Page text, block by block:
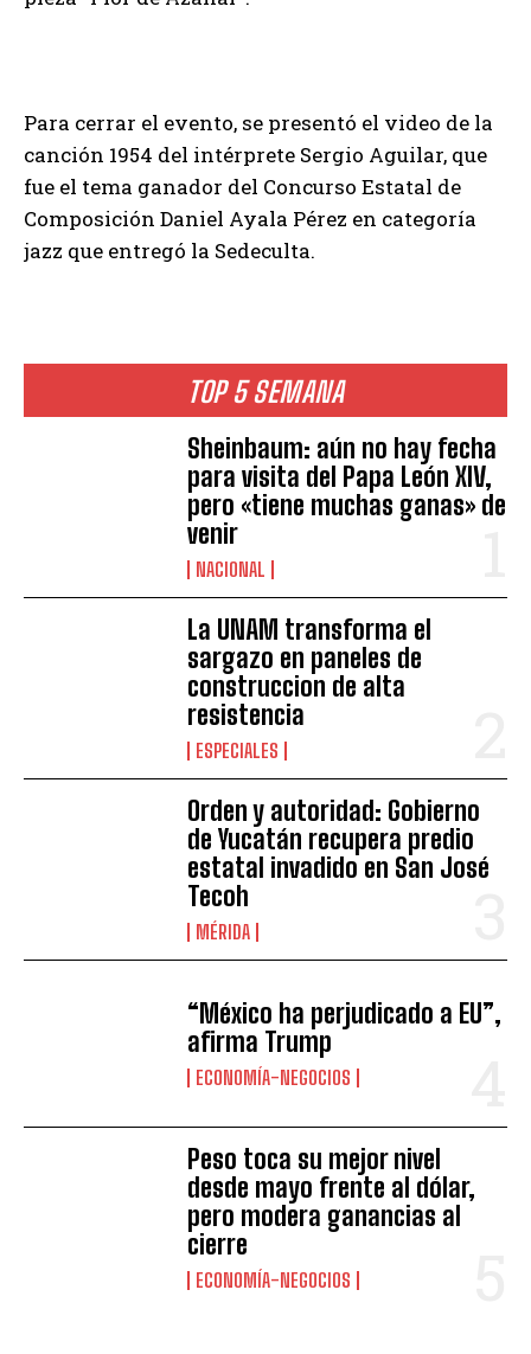
TOP 5 SEMANA
Sheinbaum: aún no hay fecha
para visita del Papa León XIV,
pero «tiene muchas ganas» de
venir
NACIONAL
La UNAM transforma el
sargazo en paneles de
construccion de alta
resistencia
ESPECIALES
Orden y autoridad: Gobierno
de Yucatán recupera predio
estatal invadido en San José
Tecoh
MÉRIDA
“México ha perjudicado a EU”,
afirma Trump
ECONOMÍA-NEGOCIOS
Peso toca su mejor nivel
desde mayo frente al dólar,
pero modera ganancias al
cierre
ECONOMÍA-NEGOCIOS
Para cerrar el evento, se presentó el video de la
canción 1954 del intérprete Sergio Aguilar, que
fue el tema ganador del Concurso Estatal de
Composición Daniel Ayala Pérez en categoría
jazz que entregó la Sedeculta.